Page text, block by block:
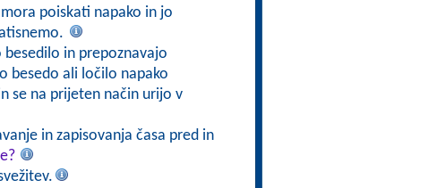
poiskati napako in jo
besedilo in prepoznavajo
besedo ali ločilo napako
se na prijeten način urijo v
in zapisovanja časa pred in